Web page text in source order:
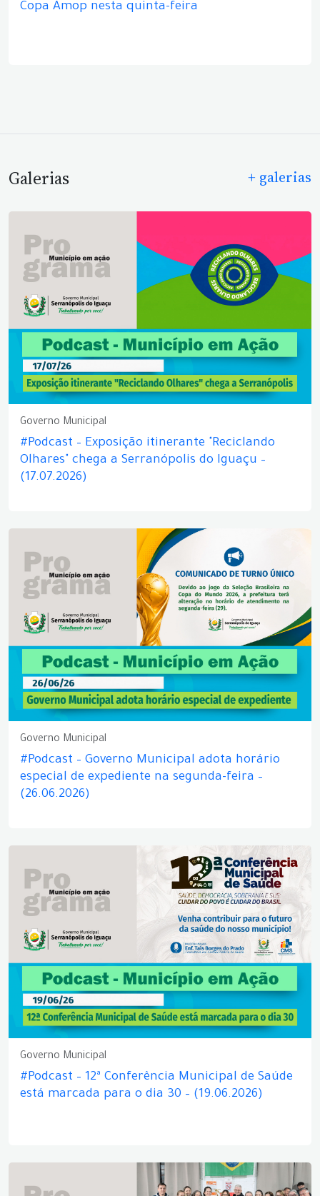
Copa Amop nesta quinta-feira
Galerias + galerias
Governo Municipal
#Podcast – Exposição itinerante "Reciclando
Olhares" chega a Serranópolis do Iguaçu –
(17.07.2026)
Governo Municipal
#Podcast – Governo Municipal adota horário
especial de expediente na segunda-feira –
(26.06.2026)
Governo Municipal
#Podcast – 12ª Conferência Municipal de Saúde
está marcada para o dia 30 – (19.06.2026)